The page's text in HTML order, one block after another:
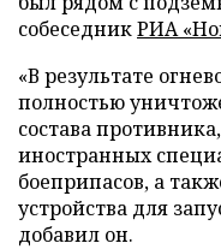
собеседникРИА
«В результате
полностью
состава
иностранных
боеприпасов, а
устройства для
добавил он.